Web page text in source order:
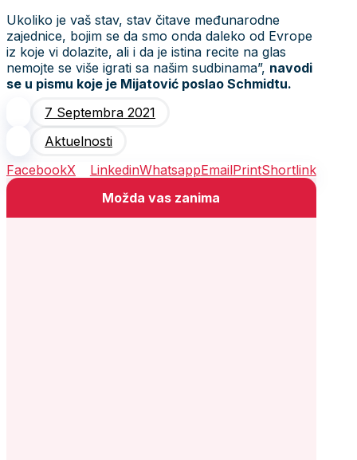
Ukoliko je vaš stav, stav čitave međunarodne
zajednice, bojim se da smo onda daleko od Evrope
iz koje vi dolazite, ali i da je istina recite na glas
nemojte se više igrati sa našim sudbinama”, navodi
se u pismu koje je Mijatović poslao Schmidtu.
7 Septembra 2021
Aktuelnosti
FacebookX LinkedinWhatsappEmailPrintShortlink
Možda vas zanima